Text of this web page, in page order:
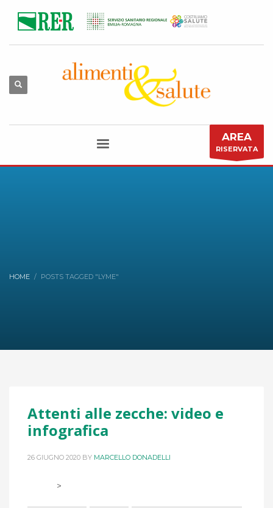
AREA
RISERVATA
HOME POSTS TAGGED "LYME"
Attenti alle zecche: video e
infografica
26 GIUGNO 2020 BY MARCELLO DONADELLI
>